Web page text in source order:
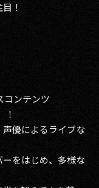
！
コンテンツ
！
声優によるライブな
をはじめ、多様な